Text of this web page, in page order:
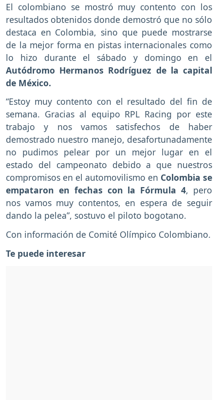
El colombiano se mostró muy contento con los
resultados obtenidos donde demostró que no sólo
destaca en Colombia, sino que puede mostrarse
de la mejor forma en pistas internacionales como
lo hizo durante el sábado y domingo en el
Autódromo Hermanos Rodríguez de la capital
de México.
“Estoy muy contento con el resultado del fin de
semana. Gracias al equipo RPL Racing por este
trabajo y nos vamos satisfechos de haber
demostrado nuestro manejo, desafortunadamente
no pudimos pelear por un mejor lugar en el
estado del campeonato debido a que nuestros
compromisos en el automovilismo en Colombia se
empataron en fechas con la Fórmula 4, pero
nos vamos muy contentos, en espera de seguir
dando la pelea”, sostuvo el piloto bogotano.
Con información de Comité Olímpico Colombiano.
Te puede interesar